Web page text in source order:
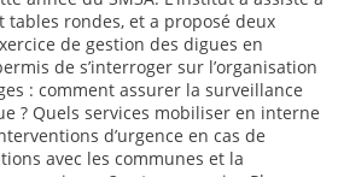
tables rondes, et a proposé deux
de gestion des digues en
de s’interroger sur l’organisation
: comment assurer la surveillance
? Quels services mobiliser en interne
d’urgence en cas de
avec les communes et la